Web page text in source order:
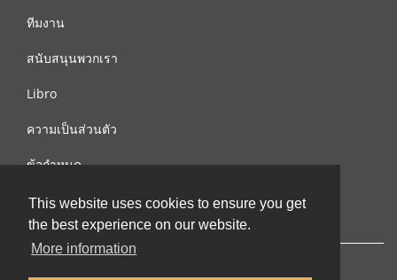
This website uses cookies to ensure you get
the best experience on our website.
More information
ทีมงาน
สนับสนุนพวกเรา
Libro
ความเป็นส่วนตัว
ข้อกำหนด
ติดต่อเรา